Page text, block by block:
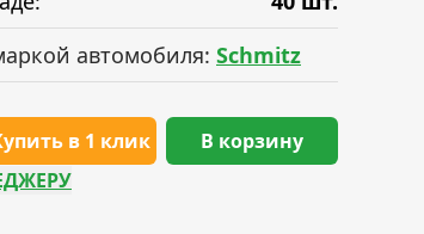
автомобиля: Schmitz
в 1 клик
В корзину